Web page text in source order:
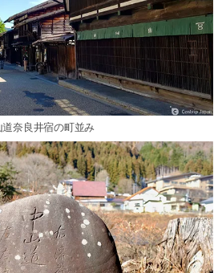
道奈良井宿の町並み